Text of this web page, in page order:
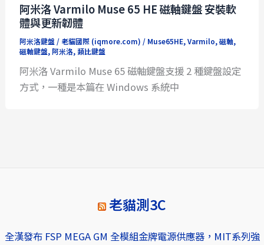
阿米洛 Varmilo Muse 65 HE 磁軸鍵盤 安裝軟
體與更新韌體
阿米洛鍵盤 / 老貓國際 (iqmore.com) / Muse65HE,Varmilo,磁軸,
磁軸鍵盤,阿米洛,類比鍵盤
阿米洛 Varmilo Muse 65 磁軸鍵盤支援 2 種鍵盤設定
方式，一種是本篇在 Windows 系統中
老貓測3C
全漢發布 FSP MEGA GM 全模組金牌電源供應器，MIT系列強